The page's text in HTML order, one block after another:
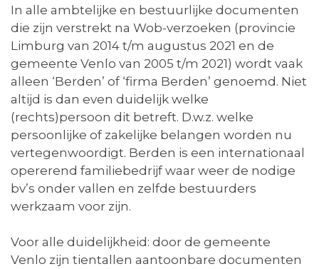
In alle ambtelijke en bestuurlijke documenten
die zijn verstrekt na Wob-verzoeken (provincie
Limburg van 2014 t/m augustus 2021 en de
gemeente Venlo van 2005 t/m 2021) wordt vaak
alleen ‘Berden’ of ‘firma Berden’ genoemd. Niet
altijd is dan even duidelijk welke
(rechts)persoon dit betreft. D.w.z. welke
persoonlijke of zakelijke belangen worden nu
vertegenwoordigt. Berden is een internationaal
opererend familiebedrijf waar weer de nodige
bv’s onder vallen en zelfde bestuurders
werkzaam voor zijn.
Voor alle duidelijkheid: door de gemeente
Venlo zijn tientallen aantoonbare documenten